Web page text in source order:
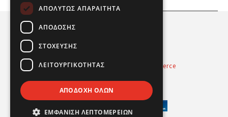
Powered byRadicode
nopCommerce
ΑΠΟΛΎΤΩΣ ΑΠΑΡΑΊΤΗΤΑ
ΑΠΌΔΟΣΗΣ
ΣΤΌΧΕΥΣΗΣ
ΛΕΙΤΟΥΡΓΙΚΌΤΗΤΑΣ
ΑΠΟΔΟΧΉ ΌΛΩΝ
ΕΜΦΆΝΙΣΗ ΛΕΠΤΟΜΕΡΕΙΏΝ